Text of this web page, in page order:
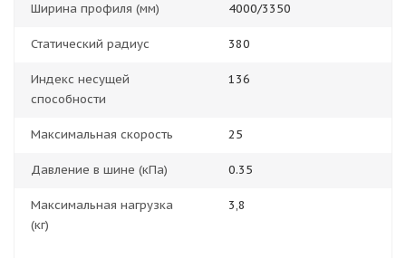
Ширина профиля (мм) 4000/3350
Статический радиус 380
Индекс несущей
способности
136
Максимальная скорость 25
Давление в шине (кПа) 0.35
Максимальная нагрузка
(кг)
3,8